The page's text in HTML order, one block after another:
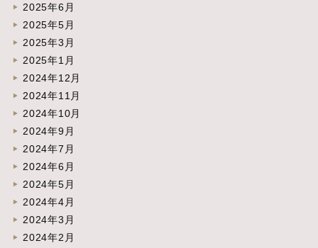
2025年6月
2025年5月
2025年3月
2025年1月
2024年12月
2024年11月
2024年10月
2024年9月
2024年7月
2024年6月
2024年5月
2024年4月
2024年3月
2024年2月